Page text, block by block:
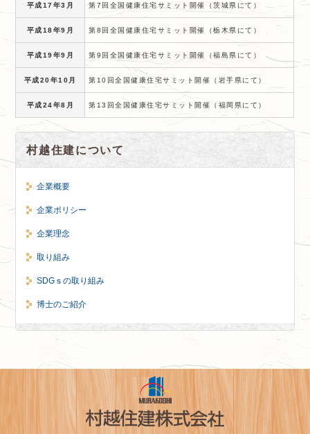
平成17年3月 第7回全国健康住宅サミット開催（茨城県にて）
平成18年9月 第8回全国健康住宅サミット開催（栃木県にて）
平成19年9月 第9回全国健康住宅サミット開催（福島県にて）
平成20年10月 第10回全国健康住宅サミット開催（岩手県にて）
平成24年8月 第13回全国健康住宅サミット開催（福岡県にて）
村越住建について
企業概要
企業ポリシー
企業理念
取り組み
SDGｓの取り組み
博士のご紹介